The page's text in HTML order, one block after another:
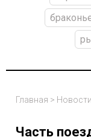
Главная > Новости
Часть